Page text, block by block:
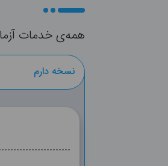
همه‌ی خدمات
نسخه دارم